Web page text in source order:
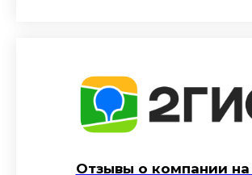
Отзывы о компании на